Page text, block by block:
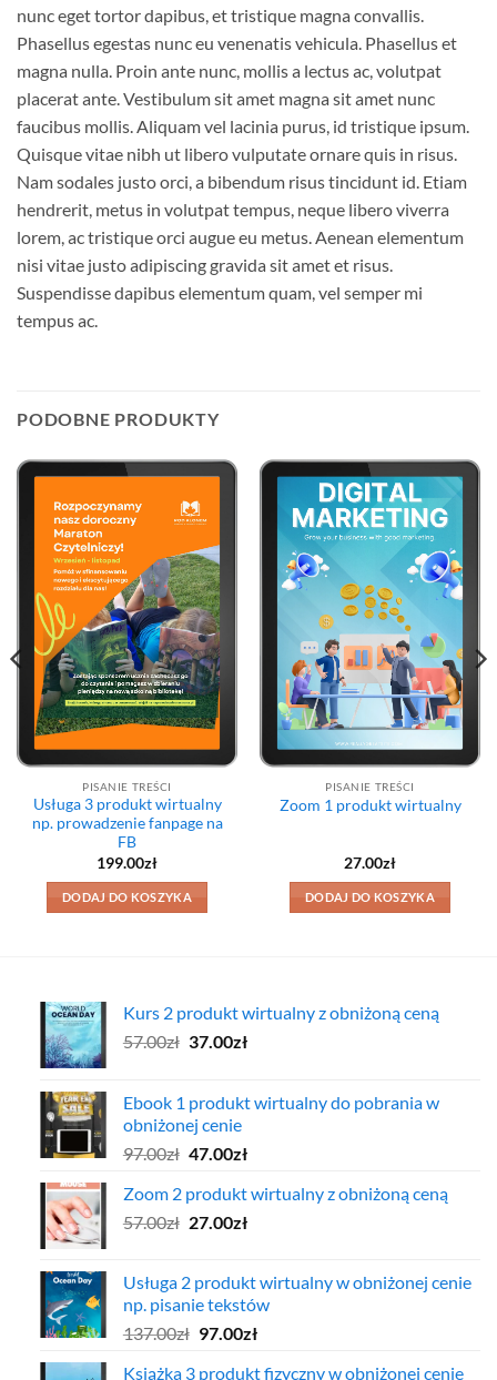
nunc eget tortor dapibus, et tristique magna convallis.
Phasellus egestas nunc eu venenatis vehicula. Phasellus et
magna nulla. Proin ante nunc, mollis a lectus ac, volutpat
placerat ante. Vestibulum sit amet magna sit amet nunc
faucibus mollis. Aliquam vel lacinia purus, id tristique ipsum.
Quisque vitae nibh ut libero vulputate ornare quis in risus.
Nam sodales justo orci, a bibendum risus tincidunt id. Etiam
hendrerit, metus in volutpat tempus, neque libero viverra
lorem, ac tristique orci augue eu metus. Aenean elementum
nisi vitae justo adipiscing gravida sit amet et risus.
Suspendisse dapibus elementum quam, vel semper mi
tempus ac.
PODOBNE PRODUKTY
PISANIE TREŚCI
Usługa 3 produkt wirtualny
np. prowadzenie fanpage na
FB
199.00zł
DODAJ DO KOSZYKA
PISANIE TREŚCI
Zoom 1 produkt wirtualny
27.00zł
DODAJ DO KOSZYKA
Kurs 2 produkt wirtualny z obniżoną ceną
57.00zł Pierwotna
57.00zł.
37.00złAktualna
37.00zł.
Ebook 1 produkt wirtualny do pobrania w
obniżonej cenie
97.00zł Pierwotna
wynosiła:
97.00zł.
47.00złAktualna
wynosi:
47.00zł.
Zoom 2 produkt wirtualny z obniżoną ceną
57.00zł Pierwotna
57.00zł.
27.00złAktualna
27.00zł.
Usługa 2 produkt wirtualny w obniżonej cenie
np. pisanie tekstów
137.00zł Pierwotna
97.00złAktualna
Książka 3 produkt fizyczny w obniżonej cenie